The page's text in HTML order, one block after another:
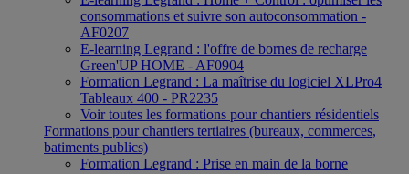
consommations et suivre son autoconsommation -
AF0207
E-learning Legrand : l'offre de bornes de recharge
Green'UP HOME - AF0904
Formation Legrand : La maîtrise du logiciel XLPro4
Tableaux 400 - PR2235
Voir toutes les formations pour chantiers résidentiels
Formations pour chantiers tertiaires (bureaux, commerces,
batiments publics)
Formation Legrand : Prise en main de la borne